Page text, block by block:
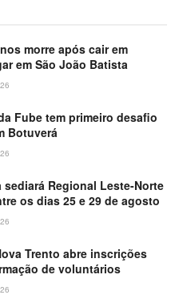
morre após cair em
em São João Batista
Fube tem primeiro desafio
Botuverá
Regional Leste-Norte
os dias 25 e 29 de agosto
Trento abre inscrições
de voluntários